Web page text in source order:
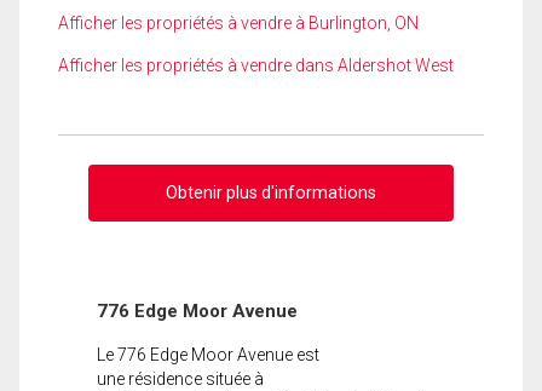
Afficher les propriétés à vendre à Burlington, ON
Afficher les propriétés à vendre dans Aldershot West
Obtenir plus d'informations
776 Edge Moor Avenue
Le 776 Edge Moor Avenue est
une résidence située à